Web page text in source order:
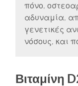
πόνο,
αδυναμία,
γενετικές
νόσους, και
Βιταμίνη